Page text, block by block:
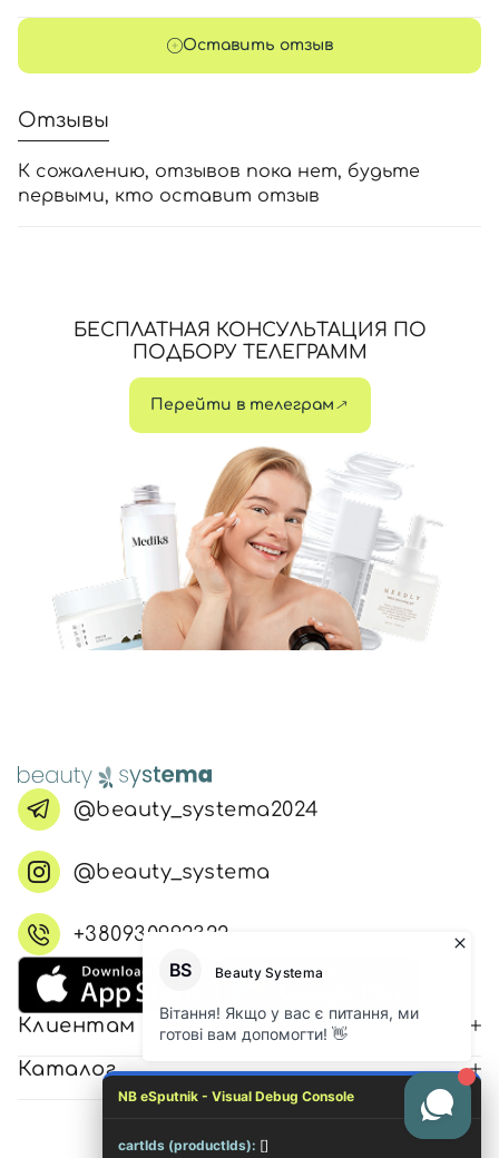
Оставить отзыв
Отзывы
К сожалению, отзывов пока нет, будьте
первыми, кто оставит отзыв
БЕСПЛАТНАЯ КОНСУЛЬТАЦИЯ ПО
ПОДБОРУ ТЕЛЕГРАММ
Перейти в телеграм
@beauty_systema2024
@beauty_systema
+380930992322
Клиентам
Каталог
NB eSputnik - Visual Debug Console
cartIds (productIds): []